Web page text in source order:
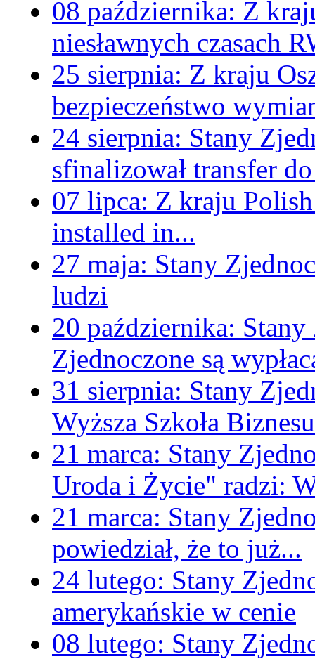
08 października: Z
niesławnych czasach
25 sierpnia: Z kraju
bezpieczeństwo
24 sierpnia: Stany
sfinalizował transfer
07 lipca: Z kraju
installed in...
27 maja: Stany
ludzi
20 października: Stany
Zjednoczone są
31 sierpnia: Stany
Wyższa Szkoła
21 marca: Stany
Uroda i Życie" radzi:
21 marca: Stany
powiedział, że to już...
24 lutego: Stany
amerykańskie w cenie
08 lutego: Stany